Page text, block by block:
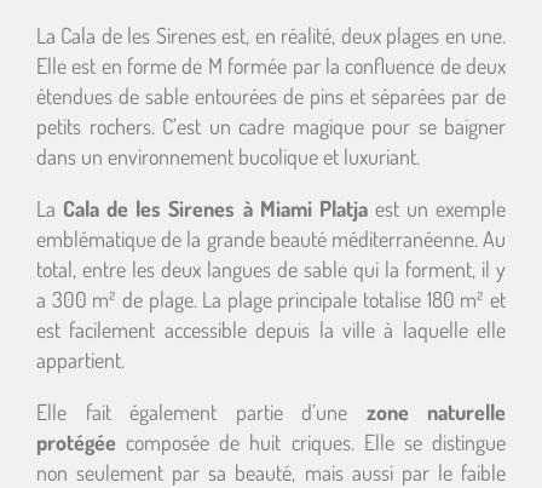
La Cala de les Sirenes est, en réalité, deux plages en une.
Elle est en forme de M formée par la confluence de deux
étendues de sable entourées de pins et séparées par de
petits rochers. C’est un cadre magique pour se baigner
dans un environnement bucolique et luxuriant.
La Cala de les Sirenes à Miami Platjaest un exemple
emblématique de la grande beauté méditerranéenne. Au
total, entre les deux langues de sable qui la forment, il y
a 300 m² de plage. La plage principale totalise 180 m² et
est facilement accessible depuis la ville à laquelle elle
appartient.
Elle fait également partie d’une zone naturelle
protégée composée de huit criques. Elle se distingue
non seulement par sa beauté, mais aussi par le faible